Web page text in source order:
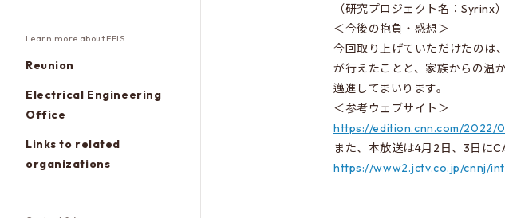
Learn more about EEIS
Reunion
Electrical Engineering
Office
Links to related
organizations
（研究プロジェクト名：Syrinx）
＜今後の抱負・感想＞
今回取り上げていただけたのは
が行えたことと、家族からの温
邁進してまいります。
＜参考ウェブサイト＞
https://edition.cnn.com/
また、本放送は4月2日、3日に
https://www2.jctv.co.jp/cnnj/